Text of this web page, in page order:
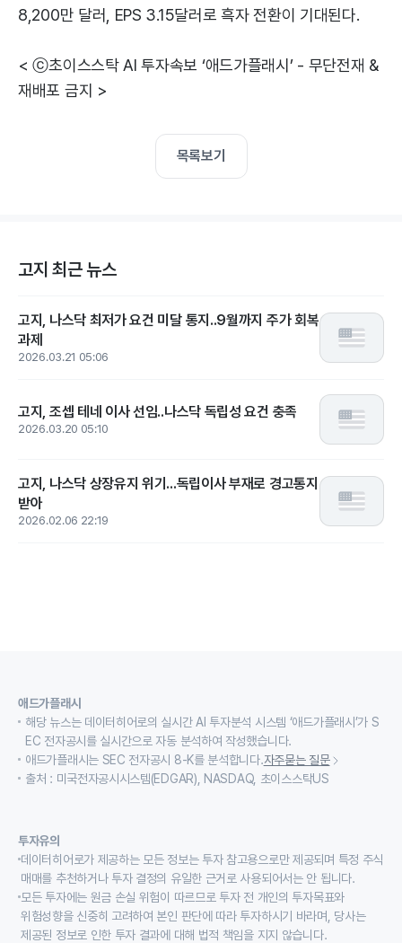
8,200만 달러, EPS 3.15달러로 흑자 전환이 기대된다.
< ⓒ초이스스탁 AI 투자속보 ‘애드가플래시’ - 무단전재 &
재배포 금지 >
목록보기
고지 최근 뉴스
고지, 나스닥 최저가 요건 미달 통지..9월까지 주가 회복
과제
2026.03.21 05:06
고지, 조셉 테네 이사 선임..나스닥 독립성 요건 충족
2026.03.20 05:10
고지, 나스닥 상장유지 위기...독립이사 부재로 경고통지
받아
2026.02.06 22:19
애드가플래시
해당 뉴스는 데이터히어로의 실시간 AI 투자분석 시스템 ‘애드가플래시’가 S
EC 전자공시를 실시간으로 자동 분석하여 작성했습니다.
애드가플래시는 SEC 전자공시 8-K를 분석합니다.자주묻는 질문
출처 : 미국전자공시시스템(EDGAR), NASDAQ, 초이스스탁US
투자유의
데이터히어로가 제공하는 모든 정보는 투자 참고용으로만 제공되며 특정 주식
매매를 추천하거나 투자 결정의 유일한 근거로 사용되어서는 안 됩니다.
모든 투자에는 원금 손실 위험이 따르므로 투자 전 개인의 투자목표와
위험성향을 신중히 고려하여 본인 판단에 따라 투자하시기 바라며, 당사는
제공된 정보로 인한 투자 결과에 대해 법적 책임을 지지 않습니다.